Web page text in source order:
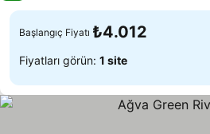
Başlangıç Fiyatı ₺4.012
Fiyatları görün: 1 site